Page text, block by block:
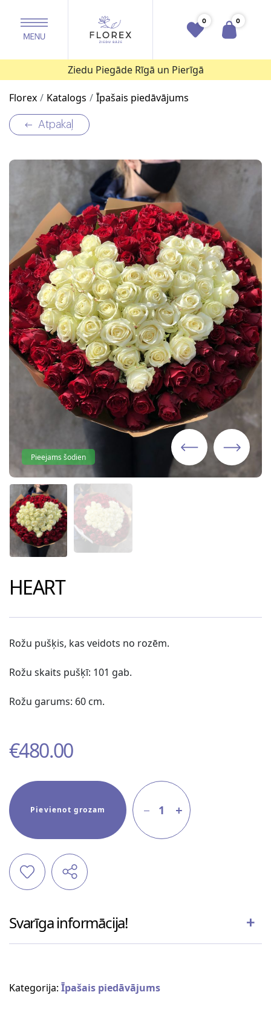
0 0
Ziedu Piegāde Rīgā un Pierīgā
Florex Katalogs Īpašais piedāvājums
Atpakaļ
Pieejams šodien
HEART
Rožu pušķis, kas veidots no rozēm.
Rožu skaits pušķī: 101 gab.
Rožu garums: 60 cm.
€480.00
Pievienot grozam 1
Svarīga informācija!
Kategorija: Īpašais piedāvājums